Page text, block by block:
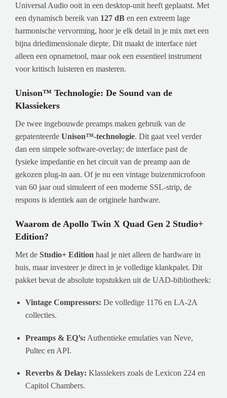
Universal Audio ooit in een desktop-unit heeft geplaatst. Met
een dynamisch bereik van 127 dB en een extreem lage
harmonische vervorming, hoor je elk detail in je mix met een
bijna driedimensionale diepte. Dit maakt de interface niet
alleen een opnametool, maar ook een essentieel instrument
voor kritisch luisteren en masteren.
Unison™ Technologie: De Sound van de
Klassiekers
De twee ingebouwde preamps maken gebruik van de
gepatenteerde Unison™-technologie. Dit gaat veel verder
dan een simpele software-overlay; de interface past de
fysieke impedantie en het circuit van de preamp aan de
gekozen plug-in aan. Of je nu een vintage buizenmicrofoon
van 60 jaar oud simuleert of een moderne SSL-strip, de
respons is identiek aan de originele hardware.
Waarom de Apollo Twin X Quad Gen 2 Studio+
Edition?
Met de Studio+ Edition haal je niet alleen de hardware in
huis, maar investeer je direct in je volledige klankpalet. Dit
pakket bevat de absolute topstukken uit de UAD-bibliotheek:
Vintage Compressors: De volledige 1176 en LA-2A
collecties.
Preamps & EQ’s: Authentieke emulaties van Neve,
Pultec en API.
Reverbs & Delay: Klassiekers zoals de Lexicon 224 en
Capitol Chambers.